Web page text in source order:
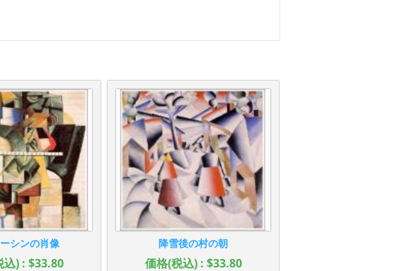
シンの肖像
込) : $33.80
降雪後の村の朝
価格(税込) : $33.80